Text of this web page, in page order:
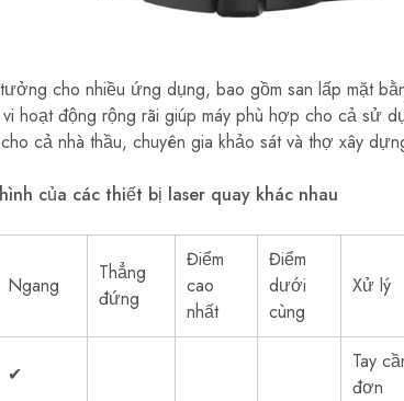
cho nhiều ứng dụng, bao gồm san lấp mặt
hoạt động rộng rãi giúp máy phù hợp cho cả sử
cả nhà thầu, chuyên gia khảo sát và thợ xây
của các thiết bị laser quay khác nhau
Ngang
Thẳng
đứng
Điểm
cao
nhất
Điểm
dưới
cùng
Xử lý
✔
Tay
đơn